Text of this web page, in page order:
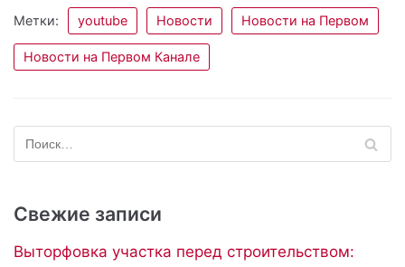
Метки: youtube Новости Новости на Первом
Новости на Первом Канале
Свежие записи
Выторфовка участка перед строительством: